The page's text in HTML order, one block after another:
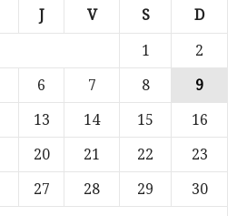
J V S D
1
2
6 7 8
9
13 14 15
16
20 21 22
23
27 28 29
30